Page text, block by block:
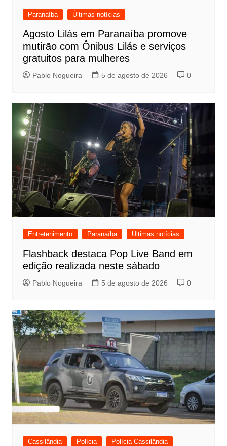
Paranaíba Últimas notícias
Agosto Lilás em Paranaíba promove
mutirão com Ônibus Lilás e serviços
gratuitos para mulheres
Pablo Nogueira 5 de agosto de 2026 0
Entretenimento Paranaíba Últimas notícias
Flashback destaca Pop Live Band em
edição realizada neste sábado
Pablo Nogueira 5 de agosto de 2026 0
Cassilândia Polícia
Polícia Cassilândia